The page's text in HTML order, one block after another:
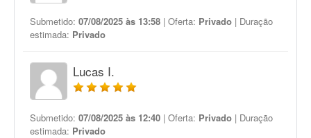
Submetido: 07/08/2025 às 13:58 | Oferta: Privado | Duração
estimada: Privado
Lucas I.
Submetido: 07/08/2025 às 12:40 | Oferta: Privado | Duração
estimada: Privado